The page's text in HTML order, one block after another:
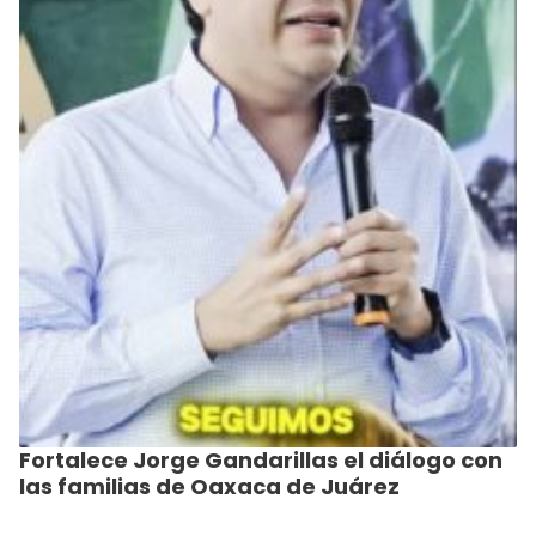
Fortalece Jorge Gandarillas el diálogo con
las familias de Oaxaca de Juárez